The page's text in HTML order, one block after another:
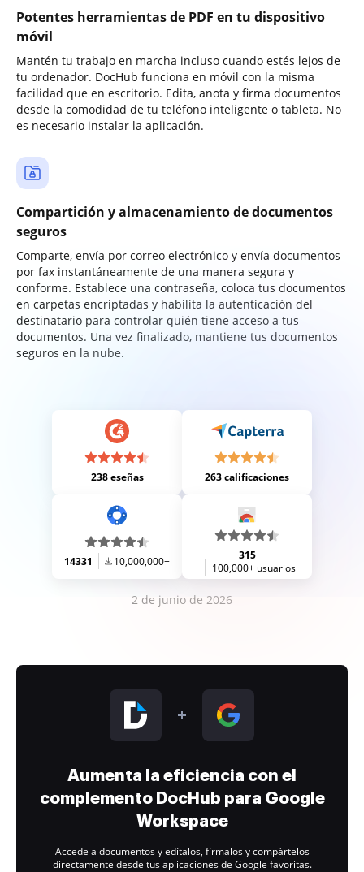
Potentes herramientas de PDF en tu dispositivo
móvil
Mantén tu trabajo en marcha incluso cuando estés lejos de
tu ordenador. DocHub funciona en móvil con la misma
facilidad que en escritorio. Edita, anota y firma documentos
desde la comodidad de tu teléfono inteligente o tableta. No
es necesario instalar la aplicación.
Compartición y almacenamiento de documentos
seguros
Comparte, envía por correo electrónico y envía documentos
por fax instantáneamente de una manera segura y
conforme. Establece una contraseña, coloca tus documentos
en carpetas encriptadas y habilita la autenticación del
destinatario para controlar quién tiene acceso a tus
documentos. Una vez finalizado, mantiene tus documentos
seguros en la nube.
238 eseñas 263 calificaciones
14331 10,000,000+
315
100,000+ usuarios
2 de junio de 2026
Aumenta la eficiencia con el
complemento DocHub para Google
Workspace
Accede a documentos y edítalos, fírmalos y compártelos
directamente desde tus aplicaciones de Google favoritas.